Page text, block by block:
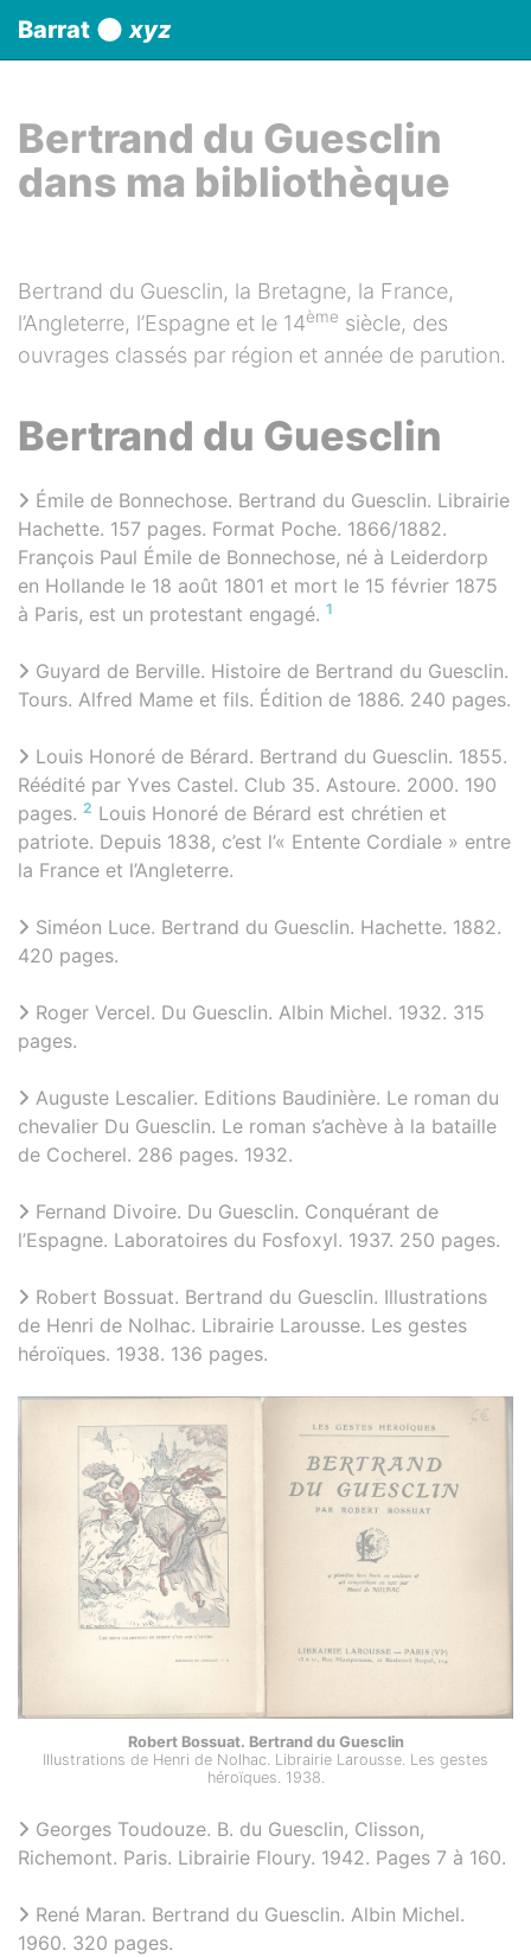
Barrat xyz
Bertrand du Guesclin
dans ma bibliothèque
Bertrand du Guesclin, la Bretagne, la France,
l’Angleterre, l’Espagne et le 14ème siècle, des
ouvrages classés par région et année de parution.
Bertrand du Guesclin
Émile de Bonnechose. Bertrand du Guesclin. Librairie
Hachette. 157 pages. Format Poche. 1866/1882.
François Paul Émile de Bonnechose, né à Leiderdorp
en Hollande le 18 août 1801 et mort le 15 février 1875
à Paris, est un protestant engagé. 1
Guyard de Berville. Histoire de Bertrand du Guesclin.
Tours. Alfred Mame et fils. Édition de 1886. 240 pages.
Louis Honoré de Bérard. Bertrand du Guesclin. 1855.
Réédité par Yves Castel. Club 35. Astoure. 2000. 190
pages. 2 Louis Honoré de Bérard est chrétien et
patriote. Depuis 1838, c’est l’« Entente Cordiale » entre
la France et l’Angleterre.
Siméon Luce. Bertrand du Guesclin. Hachette. 1882.
420 pages.
Roger Vercel. Du Guesclin. Albin Michel. 1932. 315
pages.
Auguste Lescalier. Editions Baudinière. Le roman du
chevalier Du Guesclin. Le roman s’achève à la bataille
de Cocherel. 286 pages. 1932.
Fernand Divoire. Du Guesclin. Conquérant de
l’Espagne. Laboratoires du Fosfoxyl. 1937. 250 pages.
Robert Bossuat. Bertrand du Guesclin. Illustrations
de Henri de Nolhac. Librairie Larousse. Les gestes
héroïques. 1938. 136 pages.
Robert Bossuat. Bertrand du Guesclin
Illustrations de Henri de Nolhac. Librairie Larousse. Les gestes
héroïques. 1938.
Georges Toudouze. B. du Guesclin, Clisson,
Richemont. Paris. Librairie Floury. 1942. Pages 7 à 160.
René Maran. Bertrand du Guesclin. Albin Michel.
1960. 320 pages.
Panneau de gestion des cookies